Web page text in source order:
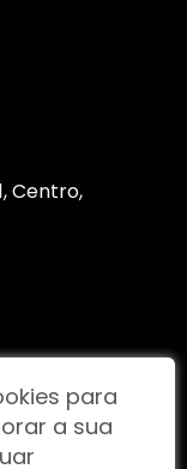
Centro,
para
a sua